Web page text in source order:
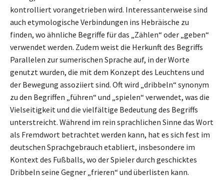
kontrolliert vorangetrieben wird. Interessanterweise sind
auch etymologische Verbindungen ins Hebräische zu
finden, wo ähnliche Begriffe für das „Zählen“ oder „geben“
verwendet werden. Zudem weist die Herkunft des Begriffs
Parallelen zur sumerischen Sprache auf, in der Worte
genutzt wurden, die mit dem Konzept des Leuchtens und
der Bewegung assoziiert sind. Oft wird „dribbeln“ synonym
zu den Begriffen „führen“ und „spielen“ verwendet, was die
Vielseitigkeit und die vielfältige Bedeutung des Begriffs
unterstreicht. Während im rein sprachlichen Sinne das Wort
als Fremdwort betrachtet werden kann, hat es sich fest im
deutschen Sprachgebrauch etabliert, insbesondere im
Kontext des Fußballs, wo der Spieler durch geschicktes
Dribbeln seine Gegner „frieren“ und überlisten kann.